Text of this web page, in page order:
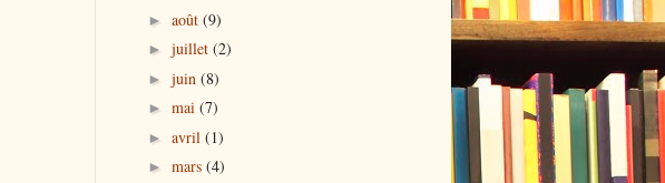
► août (9)
► juillet (2)
► juin (8)
► mai (7)
► avril (1)
► mars (4)